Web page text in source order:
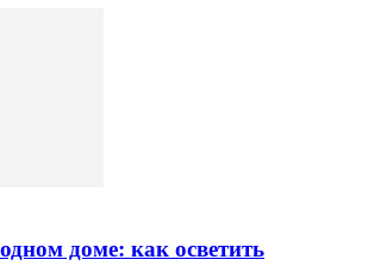
доме: как осветить